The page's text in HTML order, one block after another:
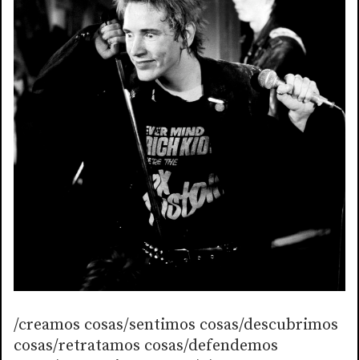
/creamos cosas/sentimos cosas/descubrimos
cosas/retratamos cosas/defendemos